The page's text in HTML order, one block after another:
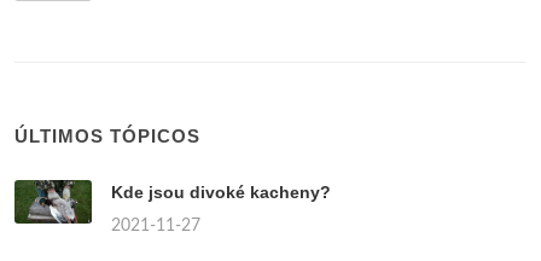
ÚLTIMOS TÓPICOS
Kde jsou divoké kacheny?
2021-11-27